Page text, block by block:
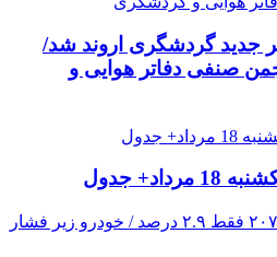
جدید گردشگری اروند شد/
صنفی دفاتر هوایی و
جدول